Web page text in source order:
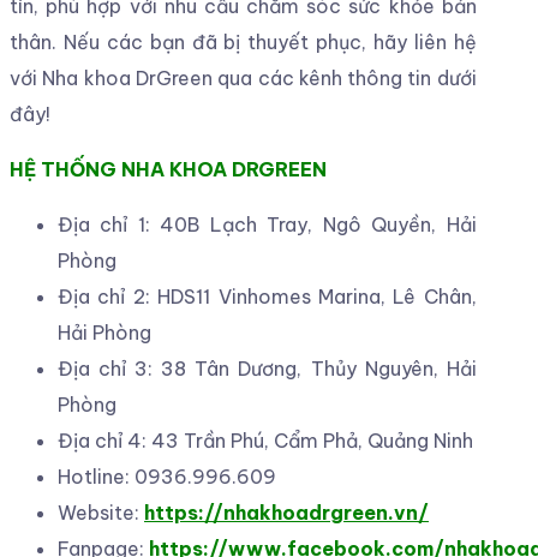
tín, phù hợp với nhu cầu chăm sóc sức khỏe bản
thân. Nếu các bạn đã bị thuyết phục, hãy liên hệ
với Nha khoa DrGreen qua các kênh thông tin dưới
đây!
HỆ THỐNG NHA KHOA DRGREEN
Địa chỉ 1: 40B Lạch Tray, Ngô Quyền, Hải
Phòng
Địa chỉ 2: HDS11 Vinhomes Marina, Lê Chân,
Hải Phòng
Địa chỉ 3: 38 Tân Dương, Thủy Nguyên, Hải
Phòng
Địa chỉ 4: 43 Trần Phú, Cẩm Phả, Quảng Ninh
Hotline: 0936.996.609
Website: https://nhakhoadrgreen.vn/
Fanpage: https://www.facebook.com/